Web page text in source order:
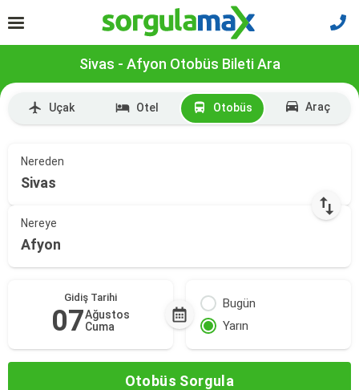
Sivas - Afyon Otobüs Bileti Ara
Uçak Otel Otobüs Araç
Nereden
Sivas
Nereye
Afyon
Gidiş Tarihi
07Ağustos
Cuma
Bugün
Yarın
Otobüs Sorgula